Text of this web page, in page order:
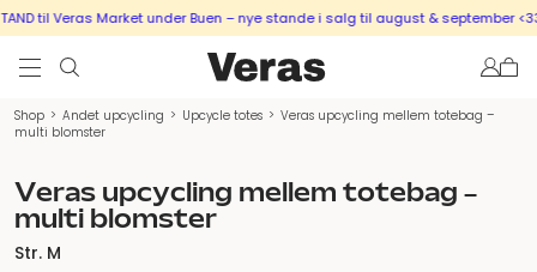
til Veras Market under Buen – nye stande i salg til august & september <333
Shop > Andet upcycling > Upcycle totes > Veras upcycling mellem totebag –
multi blomster
Veras upcycling mellem totebag –
multi blomster
Str. M